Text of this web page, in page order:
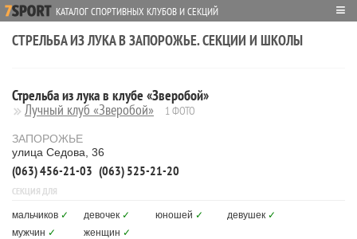
КАТАЛОГ СПОРТИВНЫХ КЛУБОВ И СЕКЦИЙ ≡
СТРЕЛЬБА ИЗ ЛУКА В ЗАПОРОЖЬЕ. СЕКЦИИ И ШКОЛЫ
Стрельба из лука в клубе «Зверобой»
Лучный клуб «Зверобой» 1 ФОТО
ЗАПОРОЖЬЕ
улица Седова, 36
(063) 456-21-03 (063) 525-21-20
СЕКЦИЯ ДЛЯ
мальчиков ✓ девочек ✓ юношей ✓ девушек ✓
мужчин ✓ женщин ✓